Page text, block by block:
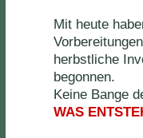
Mit heute
herbstliche
begonnen.
Keine Bange
WAS